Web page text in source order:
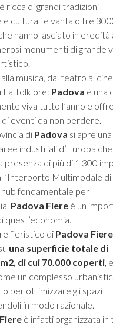
è ricca di grandi tradizioni
e culturali e vanta oltre
hanno lasciato in eredità
monumenti di grande
musica, dal teatro al
al folklore: Padova è una
viva tutto l’anno e
eventi da non perdere.
di Padova si apre
industriali d’Europa che
presenza di più di 1.300
Multimodale di
hub fondamentale per
Padova Fiere è un
quest’economia.
fieristico di Padova Fiere
una superficie totale di
di cui 70.000 coperti,
un complesso
per ottimizzare gli spazi
in modo razionale.
è infatti organizzata in